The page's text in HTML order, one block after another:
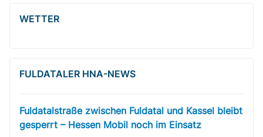
WETTER
FULDATALER HNA-NEWS
Fuldatalstraße zwischen Fuldatal und Kassel bleibt
gesperrt – Hessen Mobil noch im Einsatz